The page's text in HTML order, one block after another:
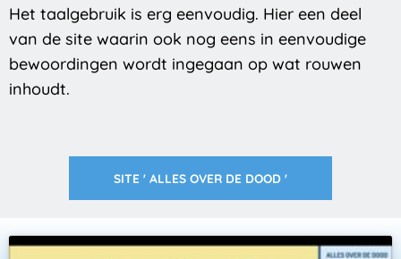
Het taalgebruik is erg eenvoudig. Hier een deel
van de site waarin ook nog eens in eenvoudige
bewoordingen wordt ingegaan op wat rouwen
inhoudt.
SITE ' ALLES OVER DE DOOD '